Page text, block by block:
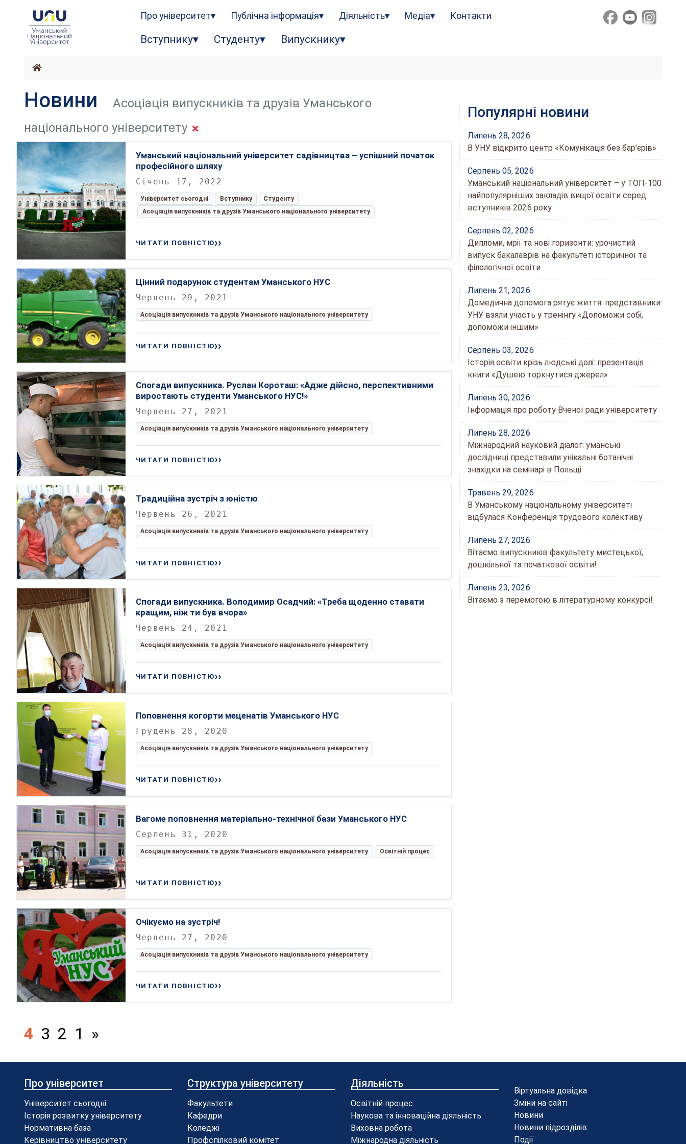
Про університет Публічна інформація Діяльність Медіа Контакти
Вступнику Студенту Випускнику
Новини
Асоціація випускників та друзів Уманського
національного університету
Уманський національний університет садівництва – успішний початок
професійного шляху
Січень 17, 2022
Університет сьогодні Вступнику
Студенту
Асоціація випускників та друзів Уманського національного університету
ЧИТАТИ ПОВНІСТЮ
Цінний подарунок студентам Уманського НУС
Червень 29, 2021
Асоціація випускників та друзів Уманського національного університету
ЧИТАТИ ПОВНІСТЮ
Спогади випускника. Руслан Короташ: «Адже дійсно, перспективними
виростають студенти Уманського НУС!»
Червень 27, 2021
Асоціація випускників та друзів Уманського національного університету
ЧИТАТИ ПОВНІСТЮ
Традиційна зустріч з юністю
Червень 26, 2021
Асоціація випускників та друзів Уманського національного університету
ЧИТАТИ ПОВНІСТЮ
Спогади випускника. Володимир Осадчий: «Треба щоденно ставати
кращим, ніж ти був вчора»
Червень 24, 2021
Асоціація випускників та друзів Уманського національного університету
ЧИТАТИ ПОВНІСТЮ
Поповнення когорти меценатів Уманського НУС
Грудень 28, 2020
Асоціація випускників та друзів Уманського національного університету
ЧИТАТИ ПОВНІСТЮ
Вагоме поповнення матеріально-технічної бази Уманського НУС
Серпень 31, 2020
Асоціація випускників та друзів Уманського національного університету Освітній процес
ЧИТАТИ ПОВНІСТЮ
Очікуємо на зустріч!
Червень 27, 2020
Асоціація випускників та друзів Уманського національного університету
ЧИТАТИ ПОВНІСТЮ
4 3 2 1 »
Популярні новини
Липень 28, 2026
В УНУ відкрито центр «Комунікація без бар'єрів»
Серпень 05, 2026
Уманський національний університет – у ТОП-100
найпопулярніших закладів вищої освіти серед
вступників 2026 року
Серпень 02, 2026
Дипломи, мрії та нові горизонти: урочистий
випуск бакалаврів на факультеті історичної та
філологічної освіти
Липень 21, 2026
Домедична допомога рятує життя: представники
УНУ взяли участь у тренінгу «Допоможи собі,
допоможи іншим»
Серпень 03, 2026
Історія освіти крізь людські долі: презентація
книги «Душею торкнутися джерел»
Липень 30, 2026
Інформація про роботу Вченої ради університету
Липень 28, 2026
Міжнародний науковий діалог: уманські
дослідниці представили унікальні ботанічні
знахідки на семінарі в Польщі
Травень 29, 2026
В Уманському національному університеті
відбулася Конференція трудового колективу
Липень 27, 2026
Вітаємо випускників факультету мистецької,
дошкільної та початкової освіти!
Липень 23, 2026
Вітаємо з перемогою в літературному конкурсі!
Про університет
Університет сьогодні
Історія розвитку університету
Нормативна база
Керівництво університету
Структура університету
Факультети
Кафедри
Коледжі
Профспілковий комітет
Діяльність
Освітній процес
Наукова та інноваційна діяльність
Виховна робота
Міжнародна діяльність
Віртуальна довідка
Зміни на сайті
Новини
Новини підрозділів
Події